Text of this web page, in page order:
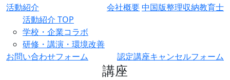
活動紹介
活動紹介 TOP
学校・企業コラボ
研修・講演・環境改善
会社概要中国版整理収納教育士
お問い合わせフォーム 認定講座キャンセルフォーム
講座